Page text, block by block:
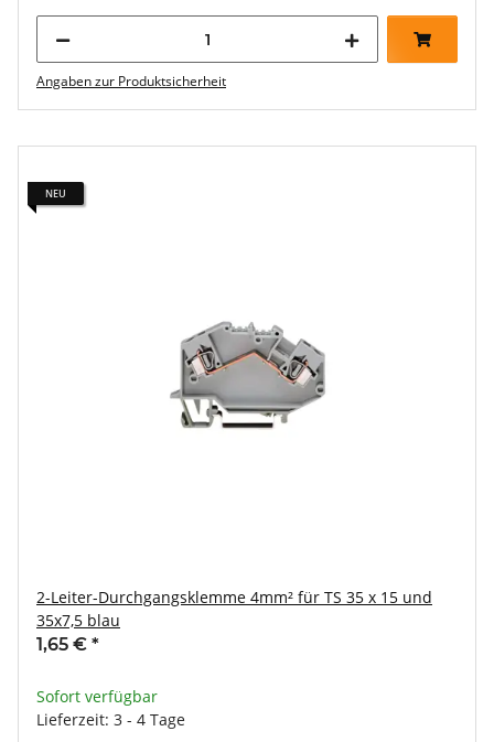
Angaben zur Produktsicherheit
NEU
2-Leiter-Durchgangsklemme 4mm² für TS 35 x 15 und
35x7,5 blau
1,65 € *
Sofort verfügbar
Lieferzeit: 3 - 4 Tage